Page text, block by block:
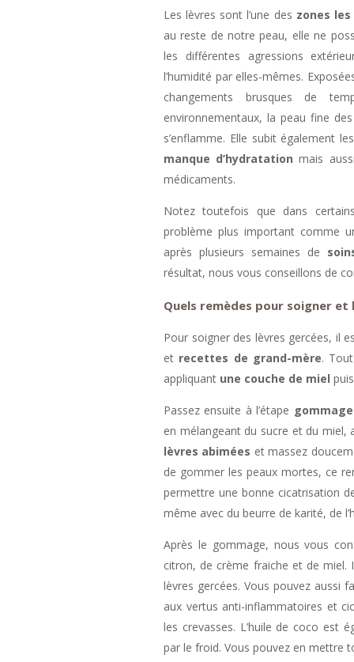
Les lèvres sont l’une des zones
au reste de notre peau, elle ne
les différentes agressions
l’humidité par elles-mêmes.
changements brusques de
environnementaux, la peau fine
s’enflamme. Elle subit également
manque d’hydratation mais
médicaments.
Notez toutefois que dans
problème plus important comme
après plusieurs semaines de
résultat, nous vous conseillons de
Quels remèdes pour soigner
Pour soigner des lèvres gercées, il
et recettes de grand-mère.
appliquant une couche de miel
Passez ensuite à l’étape gommage
en mélangeant du sucre et du
lèvres abimées et massez
de gommer les peaux mortes, ce
permettre une bonne cicatrisation
même avec du beurre de karité, de
Après le gommage, nous vous
citron, de crème fraiche et de miel.
lèvres gercées. Vous pouvez aussi
aux vertus anti-inflammatoires et
les crevasses. L’huile de coco est
par le froid. Vous pouvez en mettre